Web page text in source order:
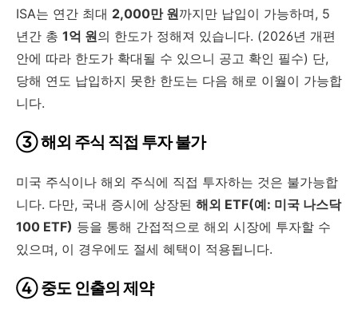
ISA는 연간 최대 2,000만 원까지만 납입이 가능하며, 5
년간 총 1억 원의 한도가 정해져 있습니다. (2026년 개편
안에 따라 한도가 확대될 수 있으니 공고 확인 필수) 단,
당해 연도 납입하지 못한 한도는 다음 해로 이월이 가능합
니다.
③ 해외 주식 직접 투자 불가
미국 주식이나 해외 주식에 직접 투자하는 것은 불가능합
니다. 다만, 국내 증시에 상장된 해외 ETF(예: 미국 나스닥
100 ETF) 등을 통해 간접적으로 해외 시장에 투자할 수
있으며, 이 경우에도 절세 혜택이 적용됩니다.
④ 중도 인출의 제약